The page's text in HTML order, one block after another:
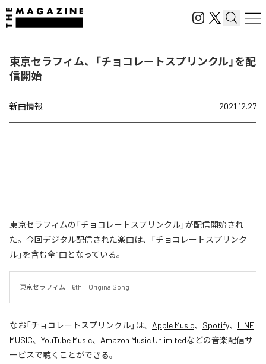
東京セラフィム、「チョコレートスプリンクル」を配
信開始
新曲情報 2021.12.27
東京セラフィムの「チョコレートスプリンクル」が配信開始され
た。今回デジタル配信された楽曲は、「チョコレートスプリンク
ル」を含む全1曲となっている。
東京セラフィム　6th　OriginalSong
なお「チョコレートスプリンクル」は、 Apple Music、 Spotify、 LINE
MUSIC、 YouTube Music、 Amazon Music Unlimitedなどの音楽配信サ
ービスで聴くことができる。